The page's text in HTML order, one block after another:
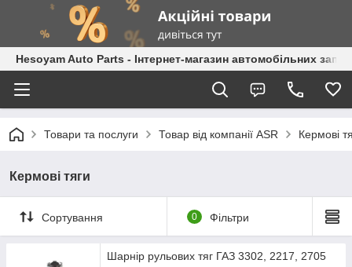
Hesoyam Auto Parts - Інтернет-магазин автомобільних
Товари та послуги Товар від компанії ASR Кермові
Кермові тяги
Сортування 0 Фільтри
Шарнір рульових тяг ГАЗ 3302, 2217, 2705